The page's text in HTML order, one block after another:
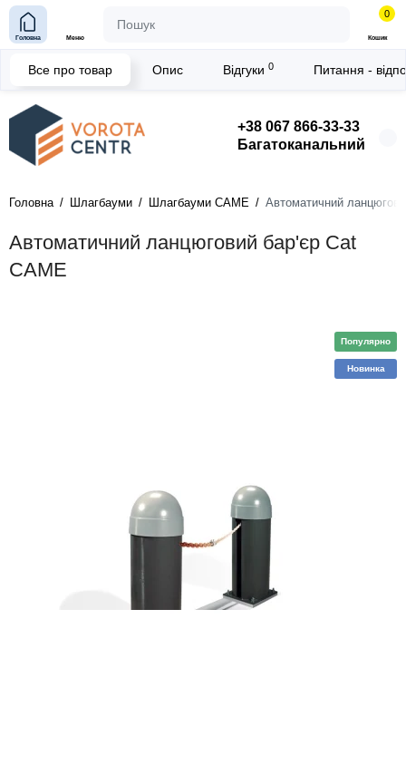
+38 067 866-33-33
Багатоканальний
Головна Меню
0
Кошик
Головна Шлагбауми Шлагбауми CAME Автоматичний
Автоматичний ланцюговий бар'єр Cat
CAME
Все про товар Опис Відгуки 0 Питання -
Популярно
Новинка